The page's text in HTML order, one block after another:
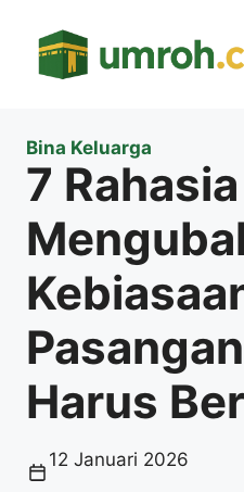
Bina Keluarga
7 Rahasia
Harus
12 Januari 2026